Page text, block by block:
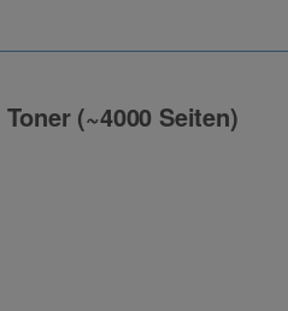
(~4000 Seiten)